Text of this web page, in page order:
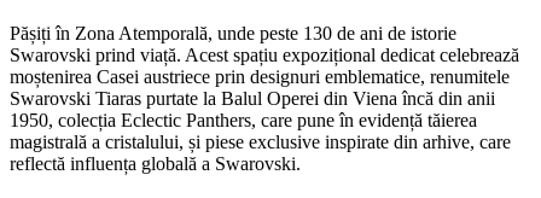
Pășiți în Zona Atemporală, unde peste 130 de ani de istorie
Swarovski prind viață. Acest spațiu expozițional dedicat celebrează
moștenirea Casei austriece prin designuri emblematice, renumitele
Swarovski Tiaras purtate la Balul Operei din Viena încă din anii
1950, colecția Eclectic Panthers, care pune în evidență tăierea
magistrală a cristalului, și piese exclusive inspirate din arhive, care
reflectă influența globală a Swarovski.